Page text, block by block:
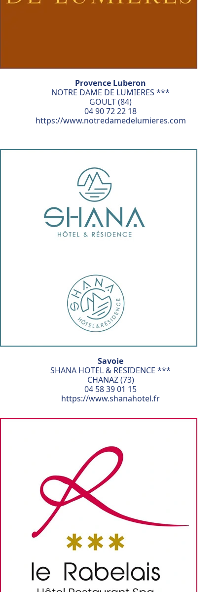
Provence Luberon
NOTRE DAME DE LUMIERES ***
GOULT (84)
04 90 72 22 18
https://www.notredamedelumieres.com
Savoie
SHANA HOTEL & RESIDENCE ***
CHANAZ (73)
04 58 39 01 15
https://www.shanahotel.fr